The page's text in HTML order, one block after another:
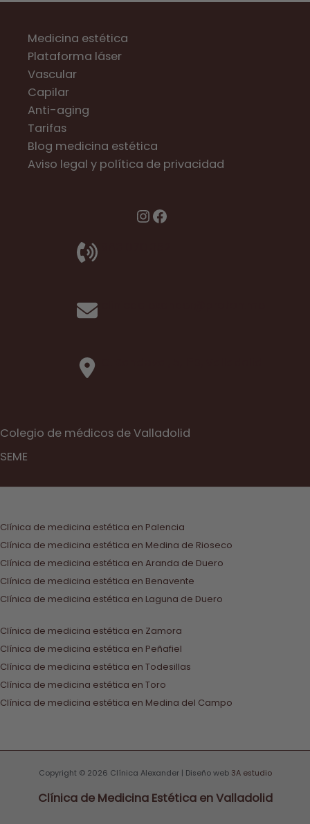
Medicina estética
Plataforma láser
Vascular
Capilar
Anti-aging
Tarifas
Blog medicina estética
Aviso legal y política de privacidad
InstagramFacebook
Colegio de médicos de Valladolid
SEME
Clínica de medicina estética en Palencia
Clínica de medicina estética en Medina de Rioseco
Clínica de medicina estética en Aranda de Duero
Clínica de medicina estética en Benavente
Clínica de medicina estética en Laguna de Duero
Clínica de medicina estética en Zamora
Clínica de medicina estética en Peñafiel
Clínica de medicina estética en Todesillas
Clínica de medicina estética en Toro
Clínica de medicina estética en Medina del Campo
Copyright © 2026 Clínica Alexander | Diseño web 3A estudio
Clínica de Medicina Estética en Valladolid